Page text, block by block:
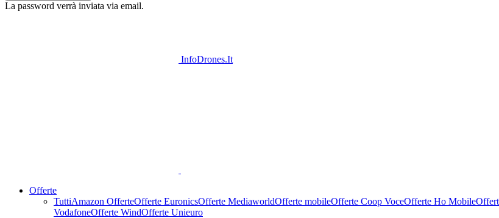
La password verrà inviata via email.
InfoDrones.It
Offerte
TuttiAmazon OfferteOfferte EuronicsOfferte MediaworldOfferte mobileOfferte Coop VoceOfferte Ho Mobile
VodafoneOfferte WindOfferte Unieuro